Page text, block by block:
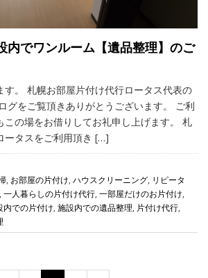
内でワンルーム【遺品整理】のご
す。 札幌お部屋片付け代行ロータス代表の
グをご覧頂きありがとうございます。 ご利
この場をお借りしてお礼申し上げます。 札
ータスをご利用頂き […]
, お部屋の片付け, ハウスクリーニング, リピータ
, 一人暮らしの片付け代行, 一部屋だけのお片付け,
内での片付け, 施設内での遺品整理, 片付け代行,